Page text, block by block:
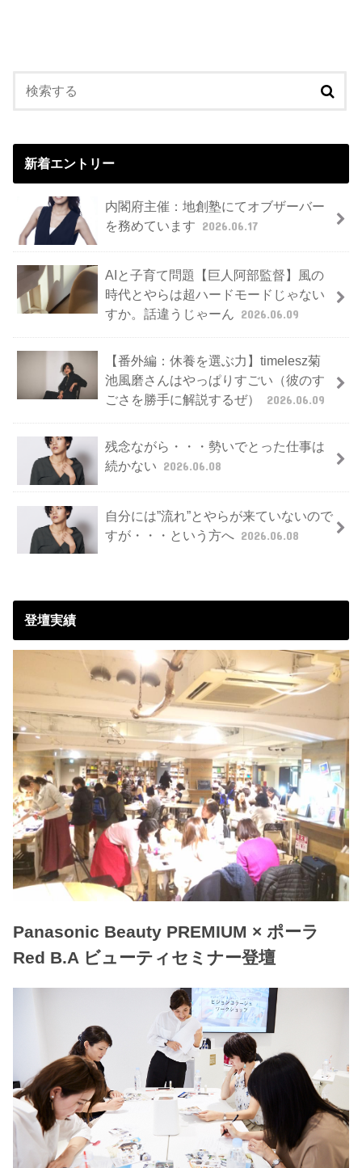
新着エントリー
内閣府主催：地創塾にてオブザーバー
を務めています 2026.06.17
AIと子育て問題【巨人阿部監督】風の
時代とやらは超ハードモードじゃない
すか。話違うじゃーん 2026.06.09
【番外編：休養を選ぶ力】timelesz菊
池風磨さんはやっぱりすごい（彼のす
ごさを勝手に解説するぜ）
2026.06.09
残念ながら・・・勢いでとった仕事は
続かない 2026.06.08
自分には”流れ”とやらが来ていないので
すが・・・という方へ 2026.06.08
登壇実績
Panasonic Beauty PREMIUM × ポーラ
Red B.A ビューティセミナー登壇